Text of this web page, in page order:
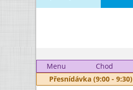
Menu
Chod
Přesnídávka (9:00 - 9:30)